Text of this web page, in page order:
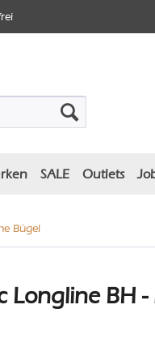
SALE Outlets
Bügel
Longline BH